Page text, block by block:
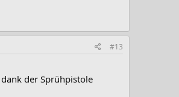
#13
der Sprühpistole